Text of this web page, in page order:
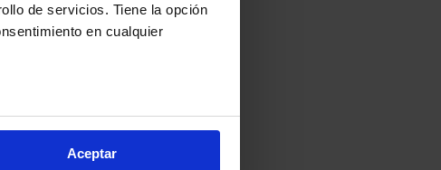
de servicios. Tiene la opción
en cualquier
de varios metros
Aceptar
de